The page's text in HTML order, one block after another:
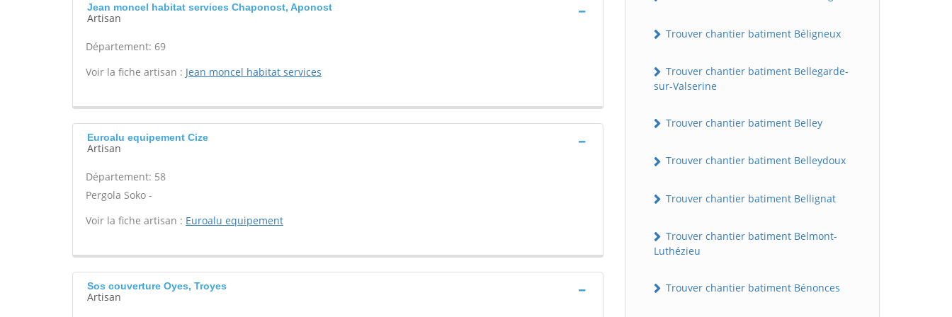
Jean moncel habitat services Chaponost, Aponost
Artisan
Département: 69
Voir la fiche artisan : Jean moncel habitat services
Euroalu equipement Cize
Artisan
Département: 58
Pergola Soko -
Voir la fiche artisan : Euroalu equipement
Sos couverture Oyes, Troyes
Artisan
Trouver chantier batiment Béligneux
Trouver chantier batiment Bellegarde-
sur-Valserine
Trouver chantier batiment Belley
Trouver chantier batiment Belleydoux
Trouver chantier batiment Bellignat
Trouver chantier batiment Belmont-
Luthézieu
Trouver chantier batiment Bénonces